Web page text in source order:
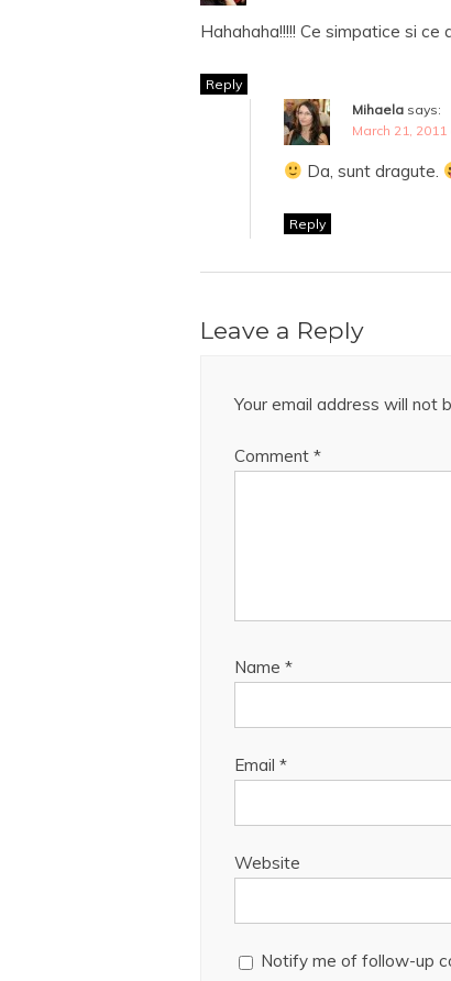
Hahahaha!!!!! Ce simpatice si ce
Reply
Mihaela says:
March 21,
Da, sunt dragute.
Reply
Leave a Reply
Your email address will not
Comment *
Name *
Email *
Website
Notify me of follow-up